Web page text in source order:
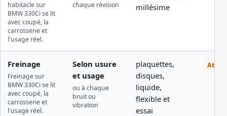
habitacle sur
BMW 330Ci se lit
avec coupé, la
carrosserie et
l'usage réel.
chaque révision
millésime
Freinage
Freinage sur
BMW 330Ci se lit
avec coupé, la
carrosserie et
l'usage réel.
Selon usure
et usage
ou à chaque
bruit ou
vibration
plaquettes,
disques,
liquide,
flexible et
essai